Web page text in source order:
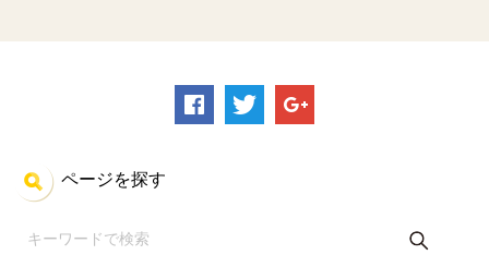
ページを探す